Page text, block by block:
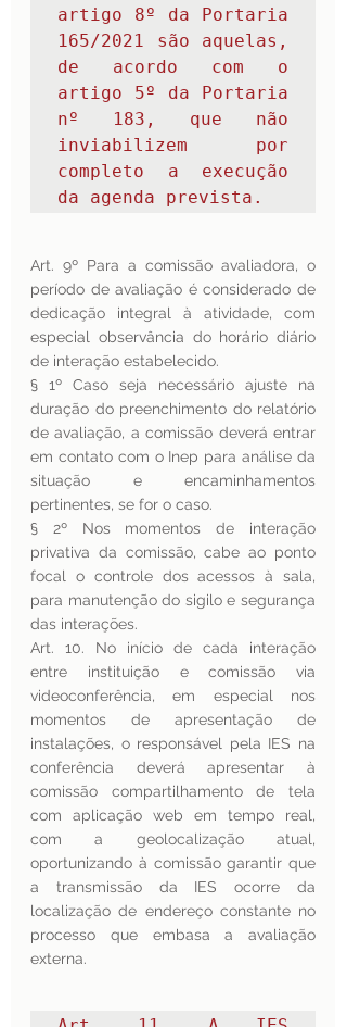
artigo 8º da Portaria
165/2021 são aquelas,
de acordo com o
artigo 5º da Portaria
nº 183, que não
inviabilizem por
completo a execução
da agenda prevista.
Art. 9º Para a comissão avaliadora, o
período de avaliação é considerado de
dedicação integral à atividade, com
especial observância do horário diário
de interação estabelecido.
§ 1º Caso seja necessário ajuste na
duração do preenchimento do relatório
de avaliação, a comissão deverá entrar
em contato com o Inep para análise da
situação e encaminhamentos
pertinentes, se for o caso.
§ 2º Nos momentos de interação
privativa da comissão, cabe ao ponto
focal o controle dos acessos à sala,
para manutenção do sigilo e segurança
das interações.
Art. 10. No início de cada interação
entre instituição e comissão via
videoconferência, em especial nos
momentos de apresentação de
instalações, o responsável pela IES na
conferência deverá apresentar à
comissão compartilhamento de tela
com aplicação web em tempo real,
com a geolocalização atual,
oportunizando à comissão garantir que
a transmissão da IES ocorre da
localização de endereço constante no
processo que embasa a avaliação
externa.